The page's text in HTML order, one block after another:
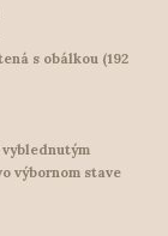
s obálkou (192
výbornom stave